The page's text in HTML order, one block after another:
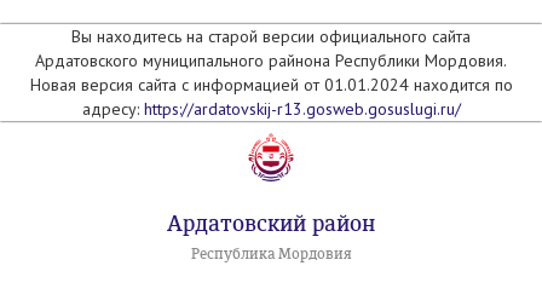
Вы находитесь на старой версии официального сайта
Ардатовского муниципального райнона Республики Мордовия.
Новая версия сайта с информацией от 01.01.2024 находится по
адресу: https://ardatovskij-r13.gosweb.gosuslugi.ru/
Ардатовский район
Республика Мордовия